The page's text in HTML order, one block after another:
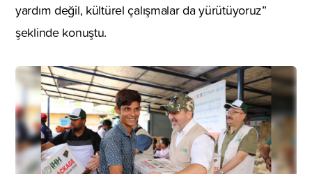
yardım değil, kültürel çalışmalar da yürütüyoruz”
şeklinde konuştu.